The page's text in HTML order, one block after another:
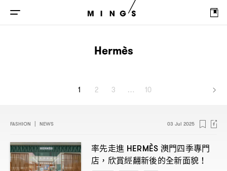
Hermès
1 2 3 … 10
FASHION NEWS 03 Jul 2025
率先走進 HERMÈS 澳門四季專門
店 ， 欣賞經翻新後的全新面貌 ！